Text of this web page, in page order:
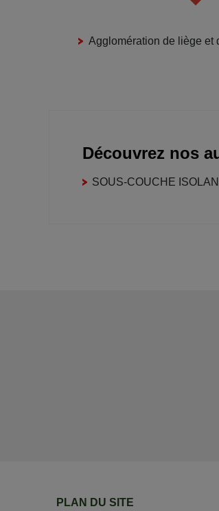
Agglomération de liège et
Découvrez nos
SOUS-COUCHE
PLAN DU SITE